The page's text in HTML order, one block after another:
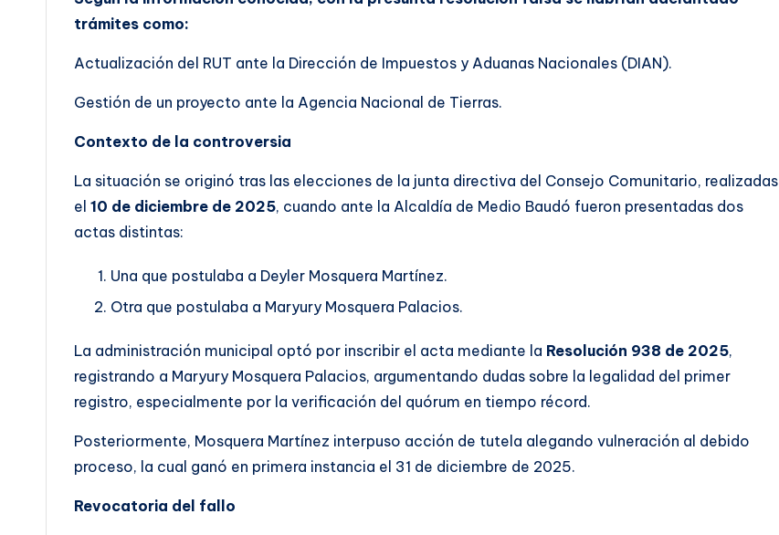
trámites como:
Actualización del RUT ante la Dirección de Impuestos y Aduanas Nacionales (DIAN).
Gestión de un proyecto ante la Agencia Nacional de Tierras.
Contexto de la controversia
La situación se originó tras las elecciones de la junta directiva del Consejo Comunitario, realizadas
el 10 de diciembre de 2025, cuando ante la Alcaldía de Medio Baudó fueron presentadas dos
actas distintas:
Una que postulaba a Deyler Mosquera Martínez.
Otra que postulaba a Maryury Mosquera Palacios.
La administración municipal optó por inscribir el acta mediante la Resolución 938 de 2025,
registrando a Maryury Mosquera Palacios, argumentando dudas sobre la legalidad del primer
registro, especialmente por la verificación del quórum en tiempo récord.
Posteriormente, Mosquera Martínez interpuso acción de tutela alegando vulneración al debido
proceso, la cual ganó en primera instancia el 31 de diciembre de 2025.
Revocatoria del fallo